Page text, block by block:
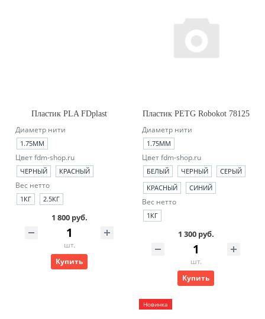
Пластик PLA FDplast
Диаметр нити
1.75ММ
Цвет fdm-shop.ru
ЧЕРНЫЙ КРАСНЫЙ
Вес нетто
1КГ 2.5КГ
1 800 руб.
шт.
Купить
Пластик PETG Robokot 78125
Диаметр нити
1.75ММ
Цвет fdm-shop.ru
БЕЛЫЙ ЧЕРНЫЙ
СЕРЫЙ
КРАСНЫЙ
СИНИЙ
Вес нетто
1КГ
1 300 руб.
шт.
Купить
Новинка